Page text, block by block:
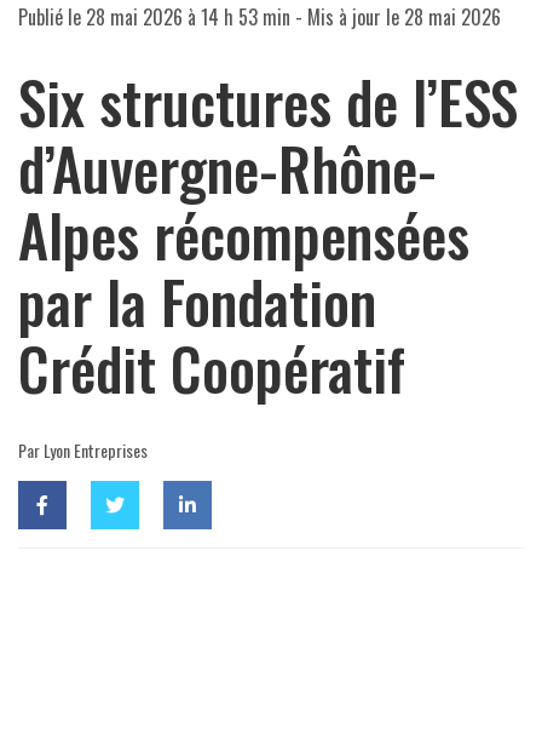
Publié le 28 mai 2026 à 14 h 53 min - Mis à jour le 28 mai 2026
Six structures de l’ESS
d’Auvergne-Rhône-
Alpes récompensées
par la Fondation
Crédit Coopératif
Par Lyon Entreprises